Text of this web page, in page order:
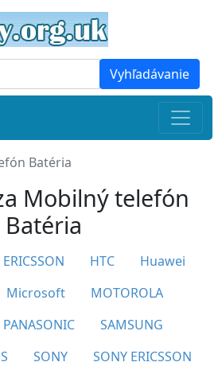
Vyhľadávanie
Batéria
Mobilný telefón
Batéria
ERICSSON HTC
Huawei
Microsoft
MOTOROLA
PANASONIC
SAMSUNG
SONY
SONY ERICSSON